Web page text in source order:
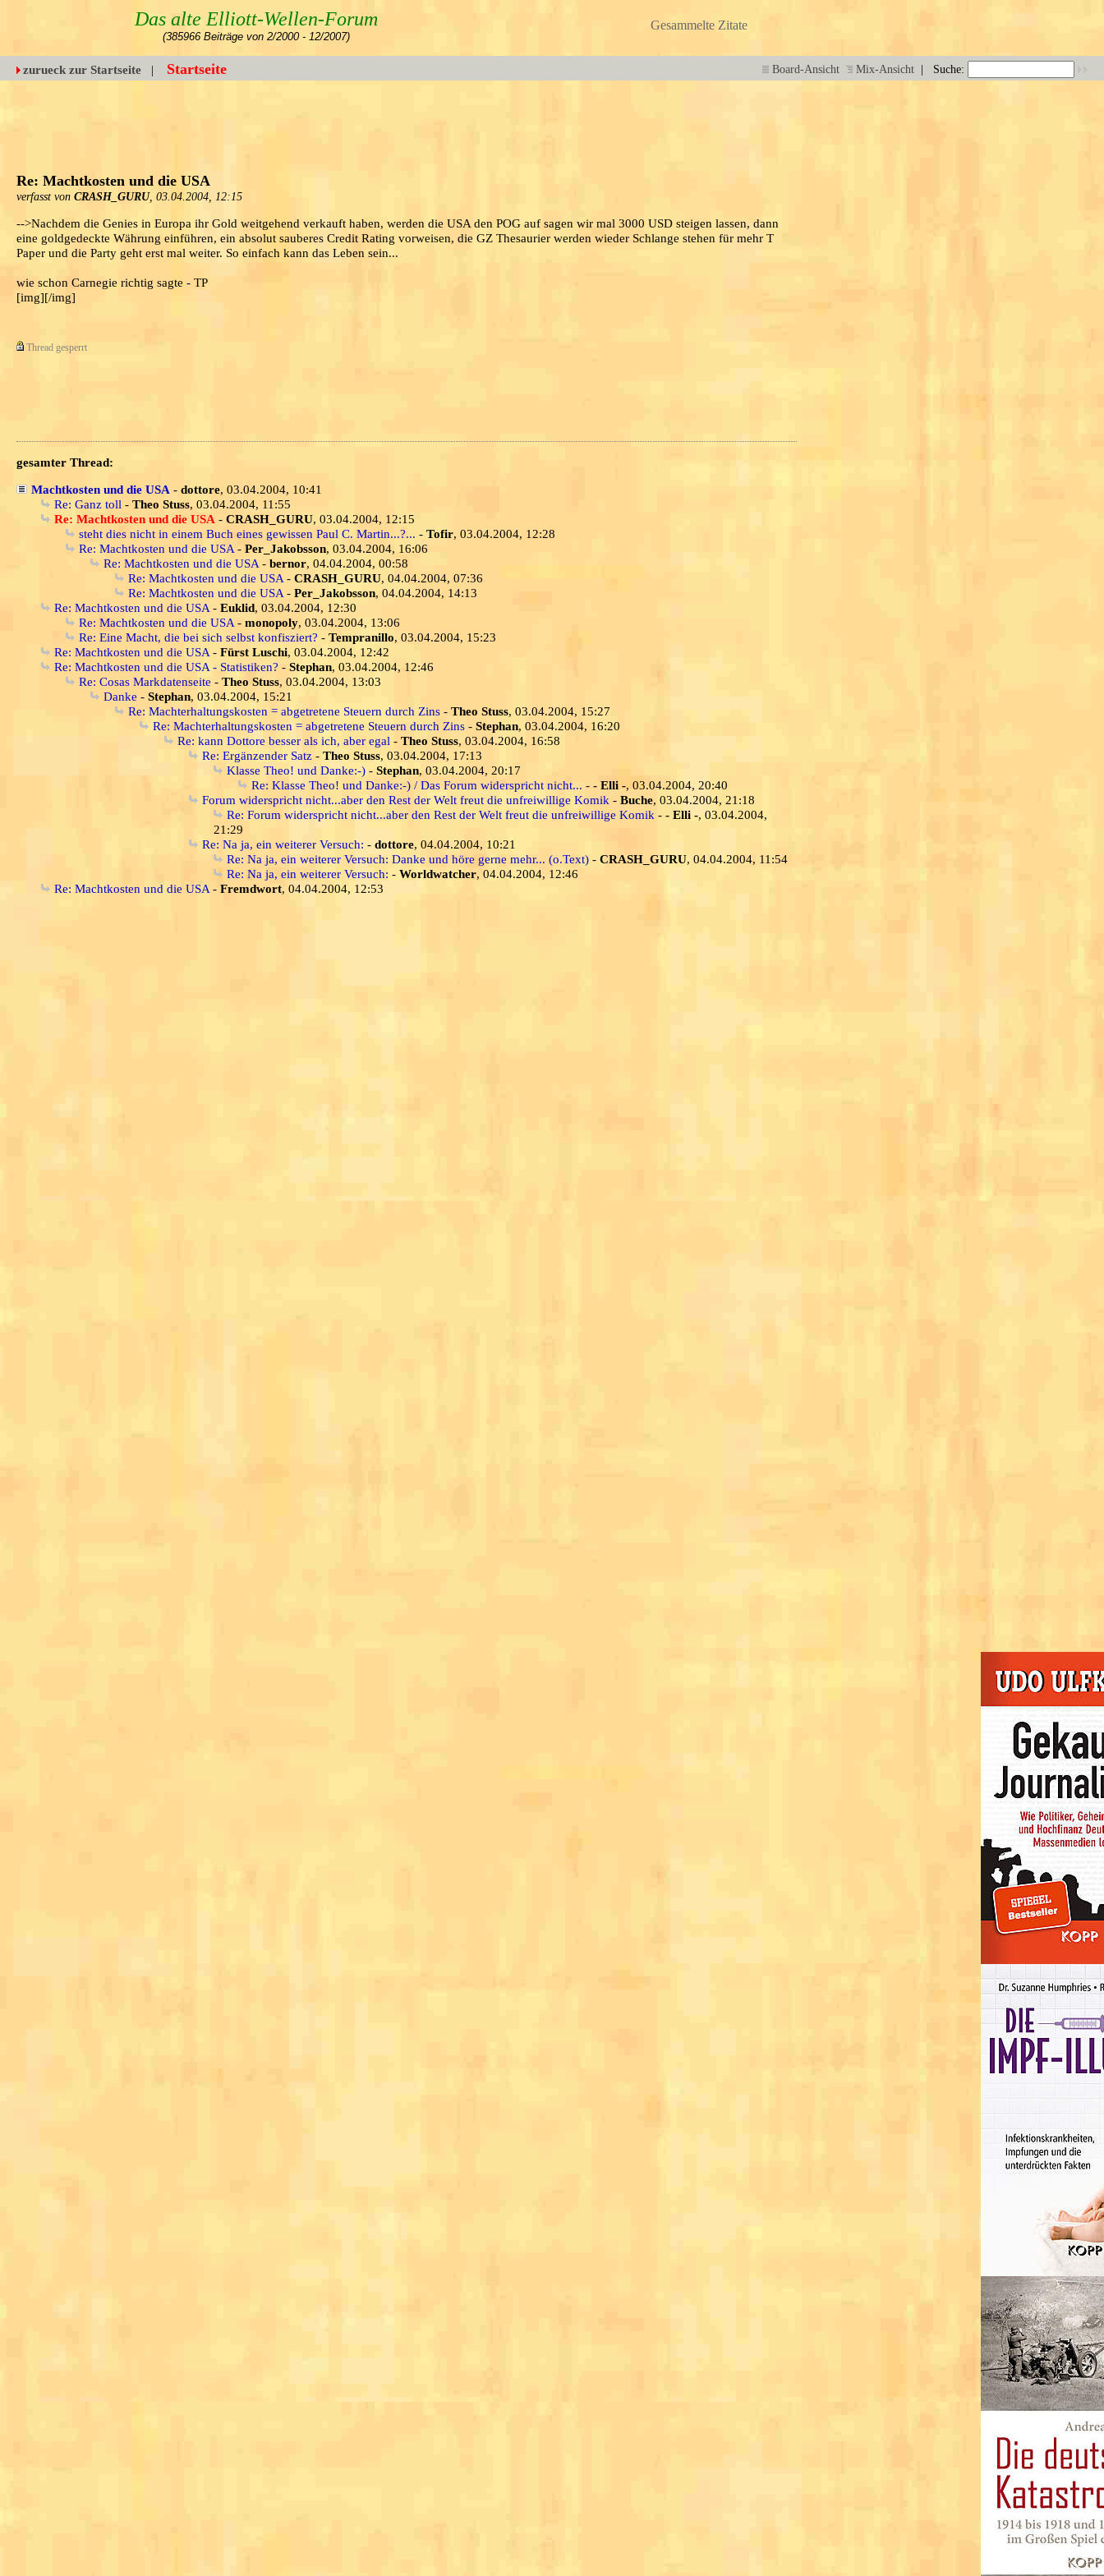
Das alte Elliott-Wellen-Forum
(385966 Beiträge von 2/2000 - 12/2007)
Gesammelte Zitate
zurueck zur Startseite | Startseite Board-Ansicht Mix-Ansicht | Suche:
Re: Machtkosten und die USA
verfasst von CRASH_GURU, 03.04.2004, 12:15
-->Nachdem die Genies in Europa ihr Gold weitgehend verkauft haben, werden die USA den POG auf sagen wir mal 3000 USD steigen lassen, dann
eine goldgedeckte Währung einführen, ein absolut sauberes Credit Rating vorweisen, die GZ Thesaurier werden wieder Schlange stehen für mehr T
Paper und die Party geht erst mal weiter. So einfach kann das Leben sein...
wie schon Carnegie richtig sagte - TP
[img][/img]
Thread gesperrt
gesamter Thread:
Machtkosten und die USA - dottore, 03.04.2004, 10:41
Re: Ganz toll - Theo Stuss, 03.04.2004, 11:55
Re: Machtkosten und die USA - CRASH_GURU, 03.04.2004, 12:15
steht dies nicht in einem Buch eines gewissen Paul C. Martin...?... - Tofir, 03.04.2004, 12:28
Re: Machtkosten und die USA - Per_Jakobsson, 03.04.2004, 16:06
Re: Machtkosten und die USA - bernor, 04.04.2004, 00:58
Re: Machtkosten und die USA - CRASH_GURU, 04.04.2004, 07:36
Re: Machtkosten und die USA - Per_Jakobsson, 04.04.2004, 14:13
Re: Machtkosten und die USA - Euklid, 03.04.2004, 12:30
Re: Machtkosten und die USA - monopoly, 03.04.2004, 13:06
Re: Eine Macht, die bei sich selbst konfisziert? - Tempranillo, 03.04.2004, 15:23
Re: Machtkosten und die USA - Fürst Luschi, 03.04.2004, 12:42
Re: Machtkosten und die USA - Statistiken? - Stephan, 03.04.2004, 12:46
Re: Cosas Markdatenseite - Theo Stuss, 03.04.2004, 13:03
Danke - Stephan, 03.04.2004, 15:21
Re: Machterhaltungskosten = abgetretene Steuern durch Zins - Theo Stuss, 03.04.2004, 15:27
Re: Machterhaltungskosten = abgetretene Steuern durch Zins - Stephan, 03.04.2004, 16:20
Re: kann Dottore besser als ich, aber egal - Theo Stuss, 03.04.2004, 16:58
Re: Ergänzender Satz - Theo Stuss, 03.04.2004, 17:13
Klasse Theo! und Danke:-) - Stephan, 03.04.2004, 20:17
Re: Klasse Theo! und Danke:-) / Das Forum widerspricht nicht... - - Elli -, 03.04.2004, 20:40
Forum widerspricht nicht...aber den Rest der Welt freut die unfreiwillige Komik - Buche, 03.04.2004, 21:18
Re: Forum widerspricht nicht...aber den Rest der Welt freut die unfreiwillige Komik - - Elli -, 03.04.2004,
21:29
Re: Na ja, ein weiterer Versuch: - dottore, 04.04.2004, 10:21
Re: Na ja, ein weiterer Versuch: Danke und höre gerne mehr... (o.Text) - CRASH_GURU, 04.04.2004, 11:54
Re: Na ja, ein weiterer Versuch: - Worldwatcher, 04.04.2004, 12:46
Re: Machtkosten und die USA - Fremdwort, 04.04.2004, 12:53